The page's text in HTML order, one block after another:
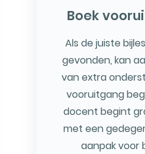
Boek
Als de juiste
gevonden, kan
van extra
vooruitgang
docent begint
met een
aanpak voor